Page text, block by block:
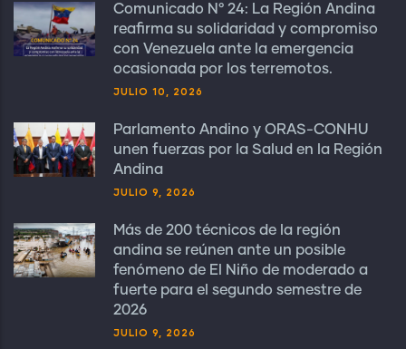
Comunicado N° 24: La Región Andina
reafirma su solidaridad y compromiso
con Venezuela ante la emergencia
ocasionada por los terremotos.
JULIO 10, 2026
Parlamento Andino y ORAS-CONHU
unen fuerzas por la Salud en la Región
Andina
JULIO 9, 2026
Más de 200 técnicos de la región
andina se reúnen ante un posible
fenómeno de El Niño de moderado a
fuerte para el segundo semestre de
2026
JULIO 9, 2026